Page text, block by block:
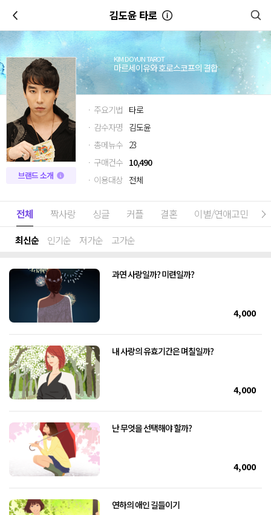
김도윤 타로
KIM DOYUN TAROT
마르세이유와 호로스코프의 결합
브랜드 소개
· 주요기법 타로
· 감수자명 김도윤
· 총메뉴수 23
· 구매건수 10,490
· 이용대상 전체
전체 짝사랑 싱글 커플 결혼 이별/연애고민
최신순 인기순 저가순 고가순
과연 사랑일까? 미련일까?
4,000
내 사랑의 유효기간은 며칠일까?
4,000
난 무엇을 선택해야 할까?
4,000
연하의 애인 길들이기